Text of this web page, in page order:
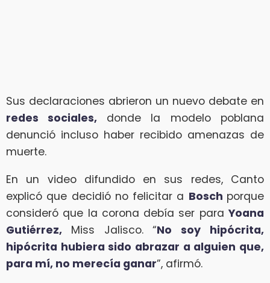
Sus declaraciones abrieron un nuevo debate en
redes sociales, donde la modelo poblana
denunció incluso haber recibido amenazas de
muerte.
En un video difundido en sus redes, Canto
explicó que decidió no felicitar a Bosch porque
consideró que la corona debía ser para Yoana
Gutiérrez, Miss Jalisco. “No soy hipócrita,
hipócrita hubiera sido abrazar a alguien que,
para mí, no merecía ganar”, afirmó.